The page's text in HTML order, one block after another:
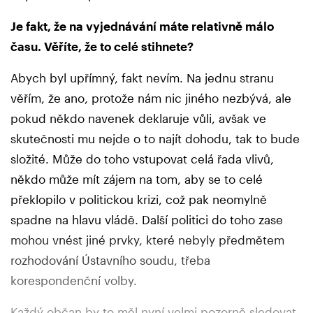
Je fakt, že na vyjednávání máte relativně málo
času. Věříte, že to celé stihnete?
Abych byl upřímný, fakt nevím. Na jednu stranu
věřím, že ano, protože nám nic jiného nezbývá, ale
pokud někdo navenek deklaruje vůli, avšak ve
skutečnosti mu nejde o to najít dohodu, tak to bude
složité. Může do toho vstupovat celá řada vlivů,
někdo může mít zájem na tom, aby se to celé
překlopilo v politickou krizi, což pak neomylně
spadne na hlavu vládě. Další politici do toho zase
mohou vnést jiné prvky, které nebyly předmětem
rozhodování Ústavního soudu, třeba
korespondenční volby.